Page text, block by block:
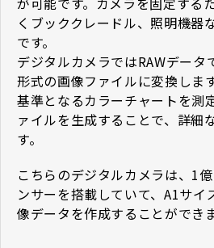
くブッククレードル、照明機器
です。
デジタルカメラではRAWデー
形式の画像ファイルに変換しま
基準となるカラーチャートを測
ァイルを生成することで、詳細
す。
こちらのデジタルカメラは、1
ンサーを搭載していて、A1サ
像データを作成することができま